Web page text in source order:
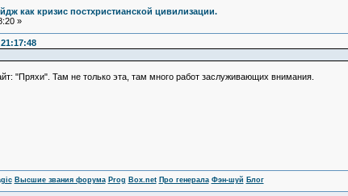
как кризис постхристианской цивилизации.
»
"Пряхи". Там не только эта, там много работ заслуживающих внимания.
Высшие звания форума Prog Box.net Про генерала Фэн-шуй Блог